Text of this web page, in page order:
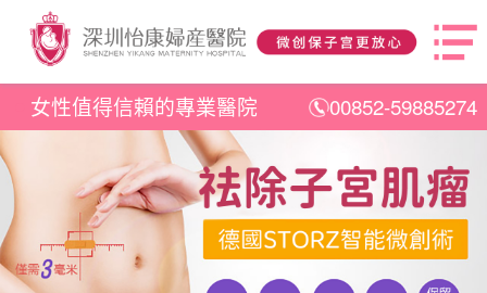
女性值得信賴的專業醫院 00852-59885274